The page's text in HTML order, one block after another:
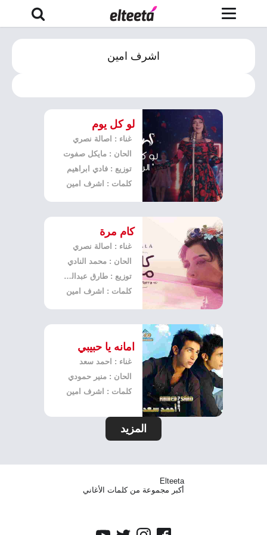
اشرف امين
لو كل يوم
غناء : اصالة نصري
الحان : مايكل صفوت
توزيع : فادي ابراهيم
كلمات : اشرف امين
كام مرة
غناء : اصالة نصري
الحان : محمد النادي
توزيع : طارق عبدالجابر
كلمات : اشرف امين
امانه يا حبيبي
غناء : احمد سعد
الحان : منير حمودي
كلمات : اشرف امين
المزيد
Elteeta
أكبر مجموعة من كلمات الأغاني